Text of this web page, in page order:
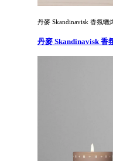
丹麥 Skandinavisk 香氛蠟
丹麥 Skandinavisk 香